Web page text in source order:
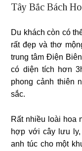
Tây Bắc Bách
Du khách còn có
rất đẹp và thơ
trung tâm Điện
có diện tích hơn
phong cảnh thiên
sắc.
Rất nhiều loài hoa
hợp với cây lưu
anh túc cho một